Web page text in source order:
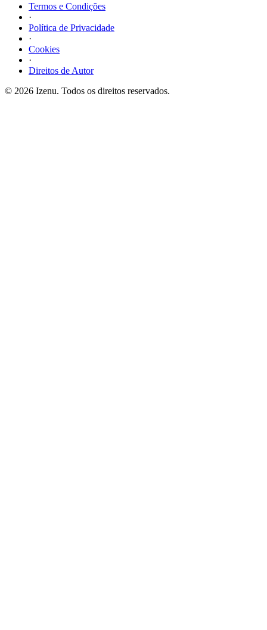
Termos e Condições
·
Política de Privacidade
·
Cookies
·
Direitos de Autor
© 2026 Izenu. Todos os direitos reservados.